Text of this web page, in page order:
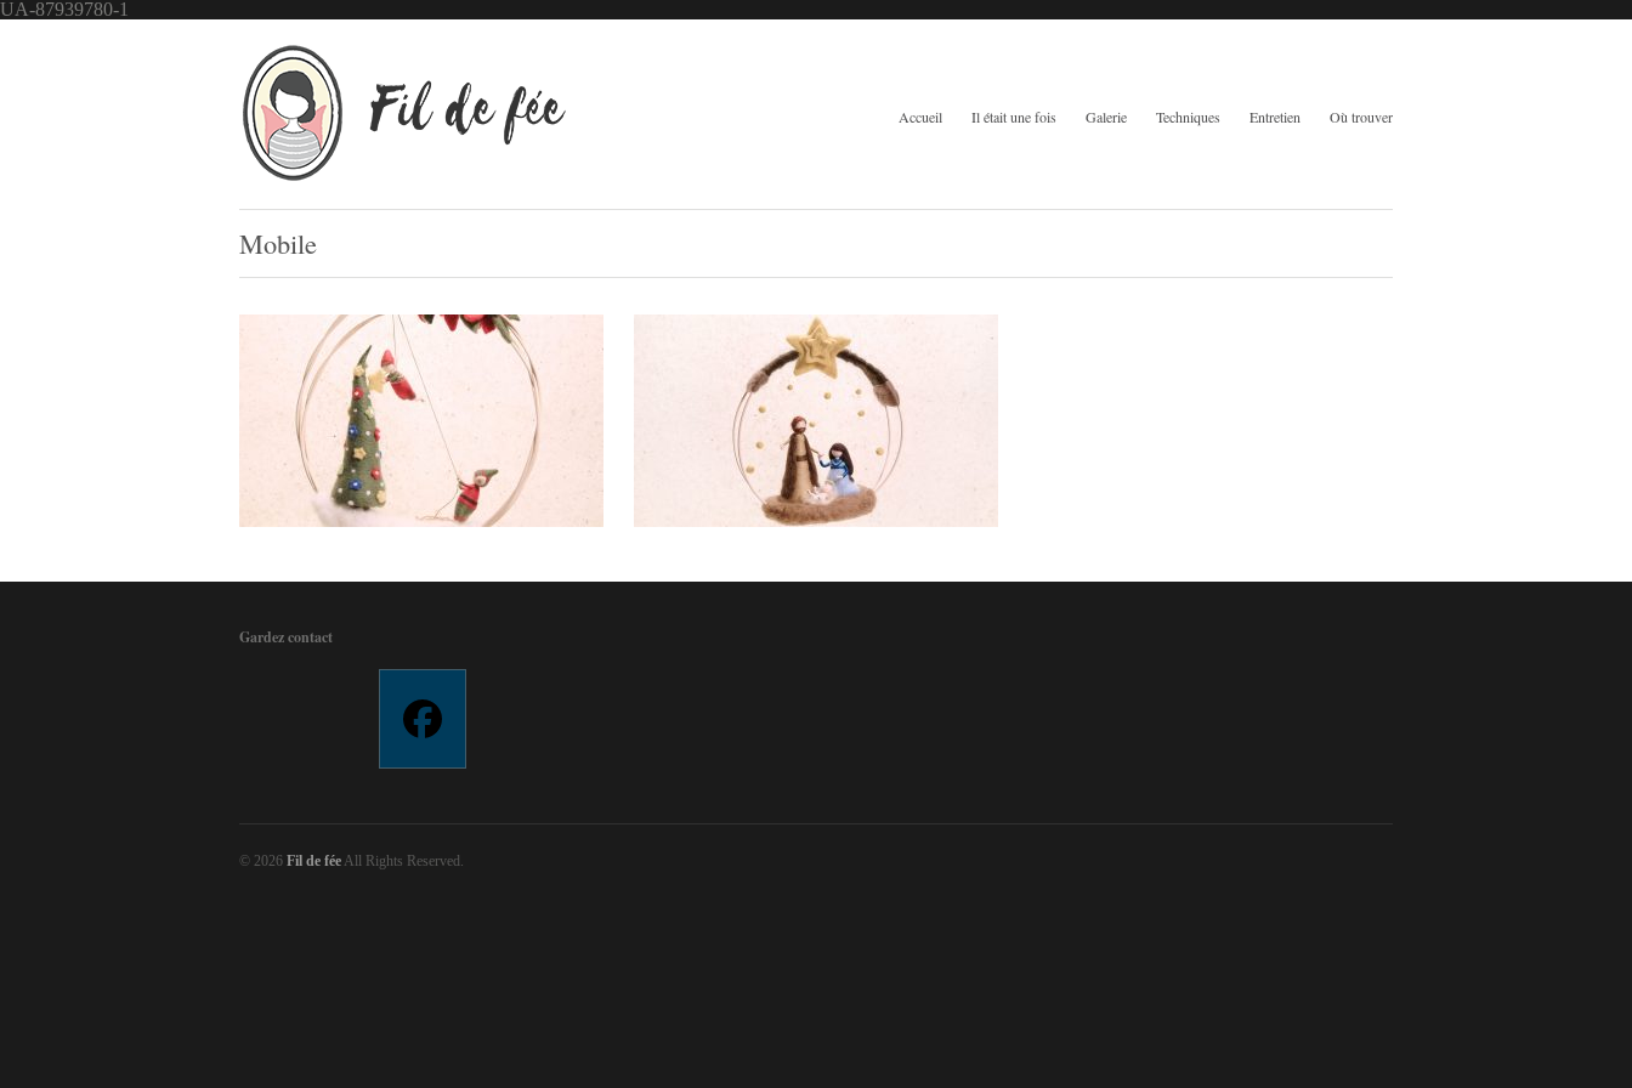
UA-87939780-1
Accueil Il était une fois Galerie Techniques Entretien Où trouver
Mobile
Mobile de Noël Mobile crèche
Gardez contact
© 2026 Fil de fée All Rights Reserved.